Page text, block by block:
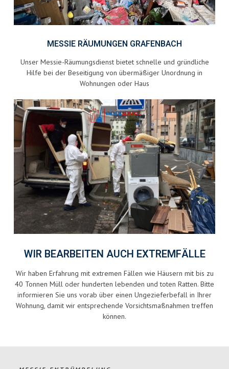
MESSIE RÄUMUNGEN GRAFENBACH
Unser Messie-Räumungsdienst bietet schnelle und gründliche
Hilfe bei der Beseitigung von übermäßiger Unordnung in
Wohnungen oder Haus
WIR BEARBEITEN AUCH EXTREMFÄLLE
Wir haben Erfahrung mit extremen Fällen wie Häusern mit bis zu
40 Tonnen Müll oder hunderten lebenden und toten Ratten. Bitte
informieren Sie uns vorab über einen Ungezieferbefall in Ihrer
Wohnung, damit wir entsprechende Vorsichtsmaßnahmen treffen
können.